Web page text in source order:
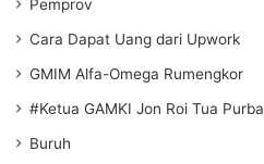
Pemprov
Cara Dapat Uang dari Upwork
GMIM Alfa-Omega Rumengkor
#Ketua GAMKI Jon Roi Tua Purba
Buruh